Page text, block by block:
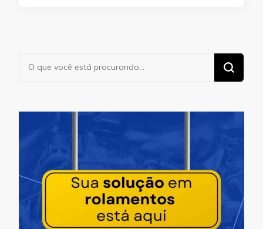
Procurando